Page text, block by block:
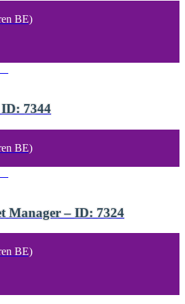
BE)
7344
BE)
Manager – ID: 7324
BE)